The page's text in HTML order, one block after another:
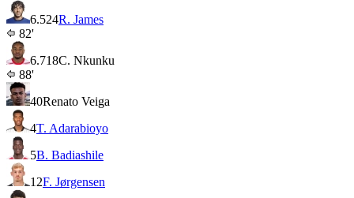
6.524R. James
82'
6.718C. Nkunku
88'
40Renato Veiga
4T. Adarabioyo
5B. Badiashile
12F. Jørgensen